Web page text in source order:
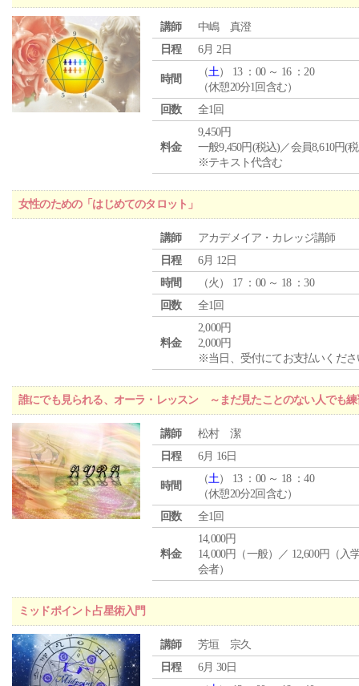
講師
中嶋 真澄
日程
6月 2日
時間
（土） 13 ：00 ～ 16 ：20
（休憩20分1回含む）
回数
全1回
料金
9,450円
一般9,450円(税込)／会員8,610円(
※テキスト代含む
女性のための「はじめてのタロット」
講師
アカデメイア・カレッジ講師
日程
6月 12日
時間
（火 ） 17 ：00 ～ 18 ：30
回数
全1回
料金
2,000円
2,000円
※当日、受付にてお支払いくださ
誰にでも見られる、オーラ・レッスン ～まだ見たことのない人でも
講師
松村 潔
日程
6月 16日
時間
（土） 13 ：00 ～ 18 ：40
（休憩20分2回含む）
回数
全1回
料金
14,000円
14,000円（一般）／ 12,600円（入
会者）
ミッドポイント占星術入門
講師
芳垣 宗久
日程
6月 30日